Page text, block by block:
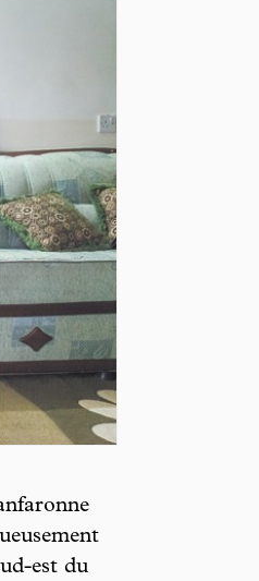
est du